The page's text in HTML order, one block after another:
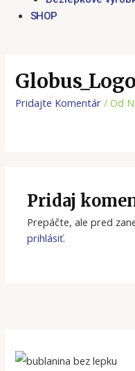
SHOP
Pridajte Komentár / Od
Pridaj
Prepáčte, ale pred
prihlásiť.